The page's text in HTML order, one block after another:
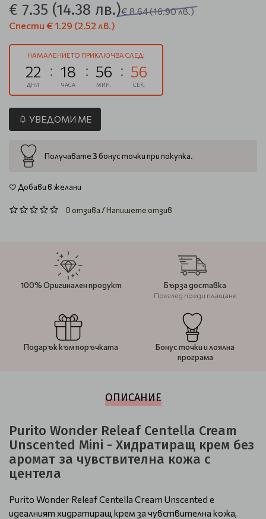
€ 7.35 (14.38 лв.)€ 8.64(16.90 лв.)
Спести € 1.29 (2.52 лв.)
НАМАЛЕНИЕТО ПРИКЛЮЧВА СЛЕД:
22
ДНИ
18
ЧАСА
56
МИН.
56
СЕК.
УВЕДОМИ МЕ
Получавате3 бонус точки при покупка.
Добави в желани
0 отзива/Напишете отзив
100% Оригинален продукт Бърза доставка
Преглед преди плащане
Подарък към поръчката
Бонус точки и лоялна
програма
ОПИСАНИЕ
Purito Wonder Releaf Centella Cream
Unscented Mini - Хидратиращ крем без
аромат за чувствителна кожа с
центела
Purito Wonder Releaf Centella Cream Unscented е
идеалният хидратиращ крем за чувствителна кожа,